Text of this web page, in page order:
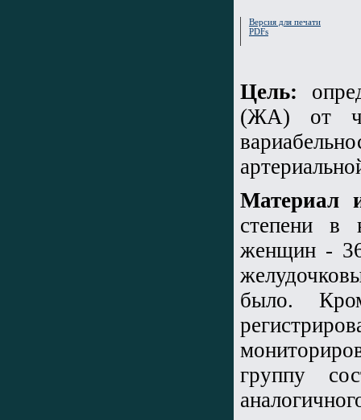
Версия для печати
PDFs
Цель:
(ЖА) от
Материал
степени в
женщин -
было.
группу